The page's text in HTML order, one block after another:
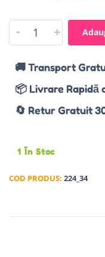
- +
🚚 Transport
📦 Livrare Rapidă
🔄 Retur Gratuit
1 În Stoc
COD PRODUS: 224_34